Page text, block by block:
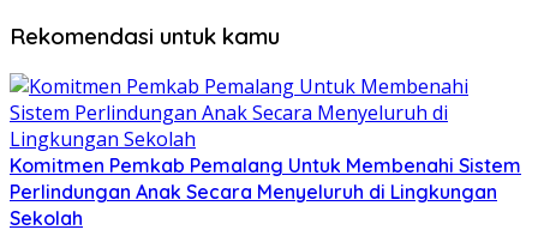
Rekomendasi untuk kamu
Komitmen Pemkab Pemalang Untuk Membenahi Sistem
Perlindungan Anak Secara Menyeluruh di Lingkungan
Sekolah